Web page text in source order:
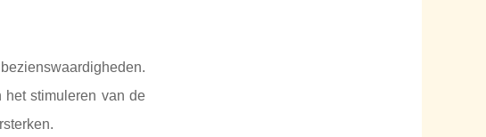
het stimuleren van de